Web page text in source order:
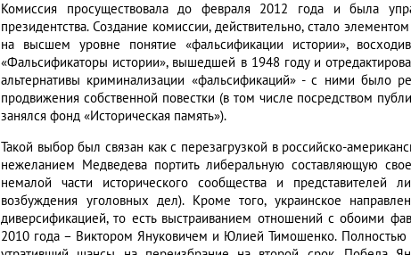
Комиссия просуществовала до февраля 2012 года и была
президентства. Создание комиссии, действительно, стало
на высшем уровне понятие «фальсификации истории»,
«Фальсификаторы истории», вышедшей в 1948 году и
альтернативы криминализации «фальсификаций» - с ними было
продвижения собственной повестки (в том числе посредством
занялся фонд «Историческая память»).
Такой выбор был связан как с перезагрузкой в российско-
нежеланием Медведева портить либеральную составляющую
немалой части исторического сообщества и представителей
возбуждения уголовных дел). Кроме того, украинское
диверсификацией, то есть выстраиванием отношений с обоими
2010 года – Виктором Януковичем и Юлией Тимошенко.